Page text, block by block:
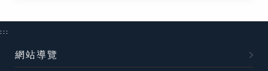
:::
網站導覽